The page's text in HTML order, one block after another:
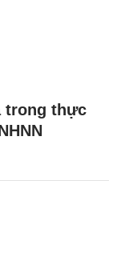
trong thực